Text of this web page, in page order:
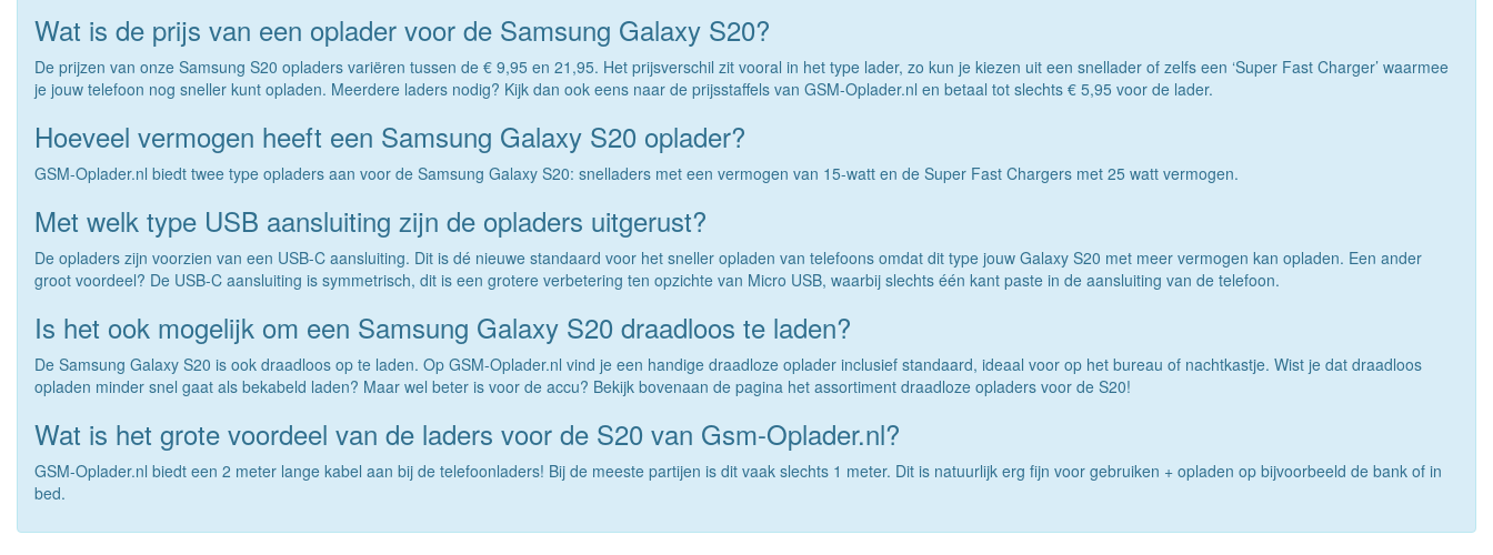
Wat is de prijs van een oplader voor de Samsung Galaxy S20?
De prijzen van onze Samsung S20 opladers variëren tussen de € 9,95 en 21,95. Het prijsverschil zit vooral in het type lader, zo kun je kiezen uit een snellader of zelfs een ‘Super Fast Charger’ waarmee
je jouw telefoon nog sneller kunt opladen. Meerdere laders nodig? Kijk dan ook eens naar de prijsstaffels van GSM-Oplader.nl en betaal tot slechts € 5,95 voor de lader.
Hoeveel vermogen heeft een Samsung Galaxy S20 oplader?
GSM-Oplader.nl biedt twee type opladers aan voor de Samsung Galaxy S20: snelladers met een vermogen van 15-watt en de Super Fast Chargers met 25 watt vermogen.
Met welk type USB aansluiting zijn de opladers uitgerust?
De opladers zijn voorzien van een USB-C aansluiting. Dit is dé nieuwe standaard voor het sneller opladen van telefoons omdat dit type jouw Galaxy S20 met meer vermogen kan opladen. Een ander
groot voordeel? De USB-C aansluiting is symmetrisch, dit is een grotere verbetering ten opzichte van Micro USB, waarbij slechts één kant paste in de aansluiting van de telefoon.
Is het ook mogelijk om een Samsung Galaxy S20 draadloos te laden?
De Samsung Galaxy S20 is ook draadloos op te laden. Op GSM-Oplader.nl vind je een handige draadloze oplader inclusief standaard, ideaal voor op het bureau of nachtkastje. Wist je dat draadloos
opladen minder snel gaat als bekabeld laden? Maar wel beter is voor de accu? Bekijk bovenaan de pagina het assortiment draadloze opladers voor de S20!
Wat is het grote voordeel van de laders voor de S20 van Gsm-Oplader.nl?
GSM-Oplader.nl biedt een 2 meter lange kabel aan bij de telefoonladers! Bij de meeste partijen is dit vaak slechts 1 meter. Dit is natuurlijk erg fijn voor gebruiken + opladen op bijvoorbeeld de bank of in
bed.